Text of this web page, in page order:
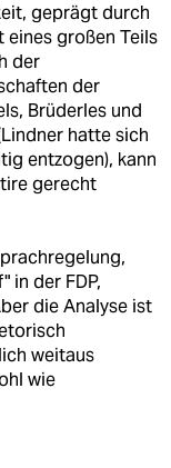
geprägt durch
großen Teils
der
der
Brüderles und
hatte sich
entzogen), kann
gerecht
in der FDP,
die Analyse ist
weitaus
wie